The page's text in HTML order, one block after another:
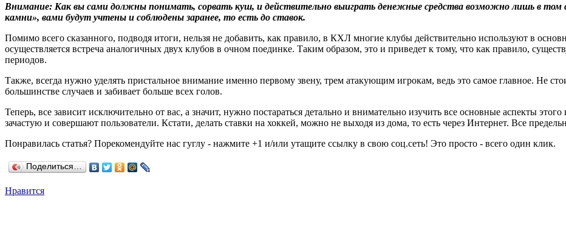
Внимание: Как вы сами должны понимать, сорвать куш, и действительно выиграть денежные средства возможно лишь в том
камни», вами будут учтены и соблюдены заранее, то есть до ставок.
Помимо всего сказанного, подводя итоги, нельзя не добавить, как правило, в КХЛ многие клубы действительно используют в
осуществляется встреча аналогичных двух клубов в очном поединке. Таким образом, это и приведет к тому, что как правило,
периодов.
Также, всегда нужно уделять пристальное внимание именно первому звену, трем атакующим игрокам, ведь это самое главное. Не
большинстве случаев и забивает больше всех голов.
Теперь, все зависит исключительно от вас, а значит, нужно постараться детально и внимательно изучить все основные аспекты
зачастую и совершают пользователи. Кстати, делать ставки на хоккей, можно не выходя из дома, то есть через Интернет. Все
Понравилась статья? Порекомендуйте нас гуглу - нажмите +1 и/или утащите ссылку в свою соц.сеть! Это просто - всего один клик.
Поделиться…
Нравится